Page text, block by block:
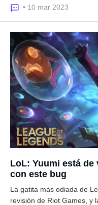
• 10 mar 2023
LoL: Yuumi está
con este bug
La gatita más odiada de
revisión de Riot Games, y